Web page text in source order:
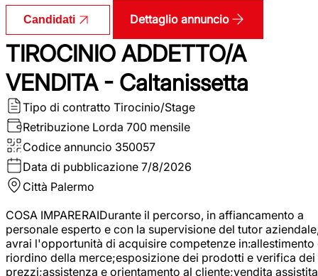
Candidati Dettaglio annuncio
TIROCINIO ADDETTO/A
VENDITA - Caltanissetta
Tipo di contratto Tirocinio/Stage
Retribuzione Lorda 700 mensile
Codice annuncio 350057
Data di pubblicazione 7/8/2026
Città Palermo
COSA IMPARERAIDurante il percorso, in affiancamento a
personale esperto e con la supervisione del tutor
avrai l'opportunità di acquisire competenze in:allestimento
riordino della merce;esposizione dei prodotti e verifica dei
prezzi;assistenza e orientamento al cliente;vendita assistita